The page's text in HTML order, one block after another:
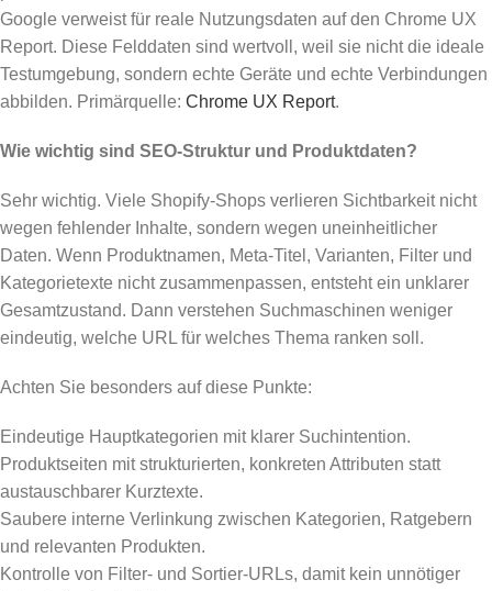
Google verweist für reale Nutzungsdaten auf den Chrome UX
Report. Diese Felddaten sind wertvoll, weil sie nicht die ideale
Testumgebung, sondern echte Geräte und echte Verbindungen
abbilden. Primärquelle: Chrome UX Report.
Wie wichtig sind SEO-Struktur und Produktdaten?
Sehr wichtig. Viele Shopify-Shops verlieren Sichtbarkeit nicht
wegen fehlender Inhalte, sondern wegen uneinheitlicher
Daten. Wenn Produktnamen, Meta-Titel, Varianten, Filter und
Kategorietexte nicht zusammenpassen, entsteht ein unklarer
Gesamtzustand. Dann verstehen Suchmaschinen weniger
eindeutig, welche URL für welches Thema ranken soll.
Achten Sie besonders auf diese Punkte:
Eindeutige Hauptkategorien mit klarer Suchintention.
Produktseiten mit strukturierten, konkreten Attributen statt
austauschbarer Kurztexte.
Saubere interne Verlinkung zwischen Kategorien, Ratgebern
und relevanten Produkten.
Kontrolle von Filter- und Sortier-URLs, damit kein unnötiger